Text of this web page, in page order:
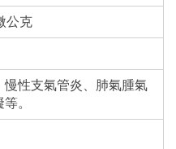
公克
慢性支氣管炎、肺氣腫氣
。